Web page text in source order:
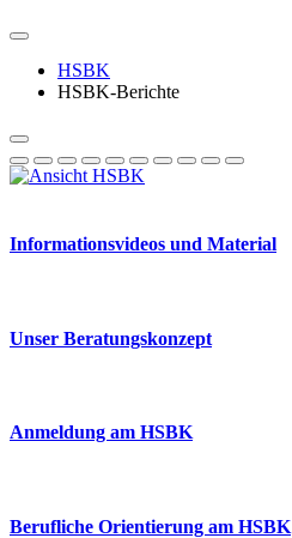
HSBK
HSBK-Berichte
Informationsvideos und Material
Unser Beratungskonzept
Anmeldung am HSBK
Berufliche Orientierung am HSBK